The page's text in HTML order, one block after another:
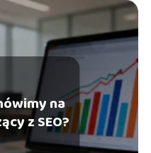
na
z SEO?